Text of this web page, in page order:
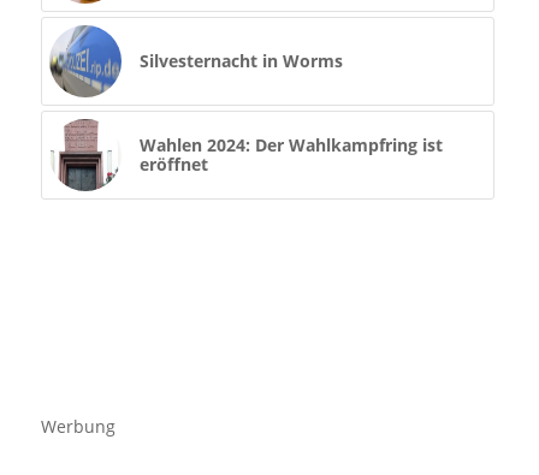
Silvesternacht in Worms
Wahlen 2024: Der Wahlkampfring ist
eröffnet
Werbung